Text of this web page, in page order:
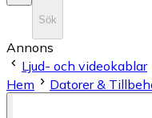
Sök
Annons
Ljud- och videokablar
Hem
Datorer &